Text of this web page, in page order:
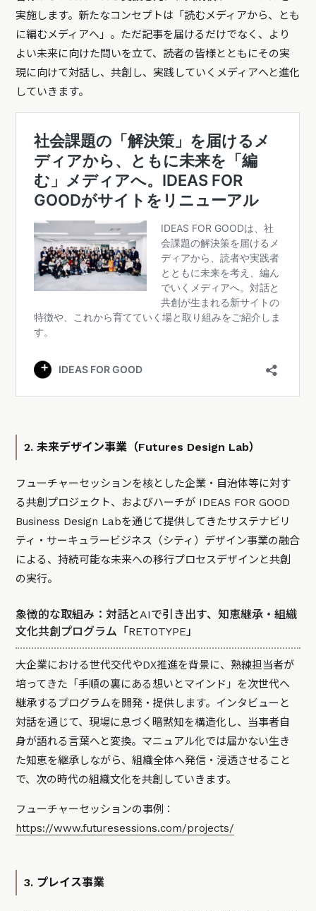
実施します。新たなコンセプトは「読むメディアから、とも
に編むメディアへ」。ただ記事を届けるだけでなく、より
よい未来に向けた問いを立て、読者の皆様とともにその実
現に向けて対話し、共創し、実践していくメディアへと進化
していきます。
2. 未来デザイン事業（Futures Design Lab）
フューチャーセッションを核とした企業・自治体等に対す
る共創プロジェクト、およびハーチが IDEAS FOR GOOD
Business Design Labを通じて提供してきたサステナビリ
ティ・サーキュラービジネス（シティ）デザイン事業の融合
による、持続可能な未来への移行プロセスデザインと共創
の実行。
象徴的な取組み：対話とAIで引き出す、知恵継承・組織
文化共創プログラム「RETOTYPE」
大企業における世代交代やDX推進を背景に、熟練担当者が
培ってきた「手順の裏にある想いとマインド」を次世代へ
継承するプログラムを開発・提供します。インタビューと
対話を通じて、現場に息づく暗黙知を構造化し、当事者自
身が語れる言葉へと変換。マニュアル化では届かない生き
た知恵を継承しながら、組織全体へ発信・浸透させること
で、次の時代の組織文化を共創していきます。
フューチャーセッションの事例：
https://www.futuresessions.com/projects/
3. プレイス事業